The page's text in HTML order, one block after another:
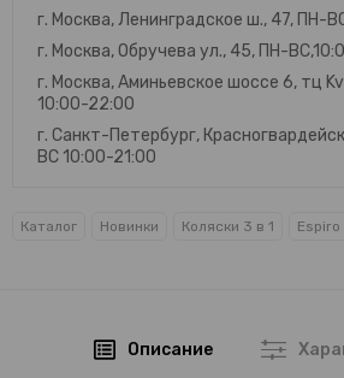
г. Москва, Ленинградское ш., 47, ПН-
г. Москва, Обручева ул., 45, ПН-
г. Москва, Аминьевское шоссе 6, тц
10:00-22:00
г. Санкт-Петербург,
ВС 10:00-21:00
Каталог Новинки Коляски 3 в 1 Espiro
Описание